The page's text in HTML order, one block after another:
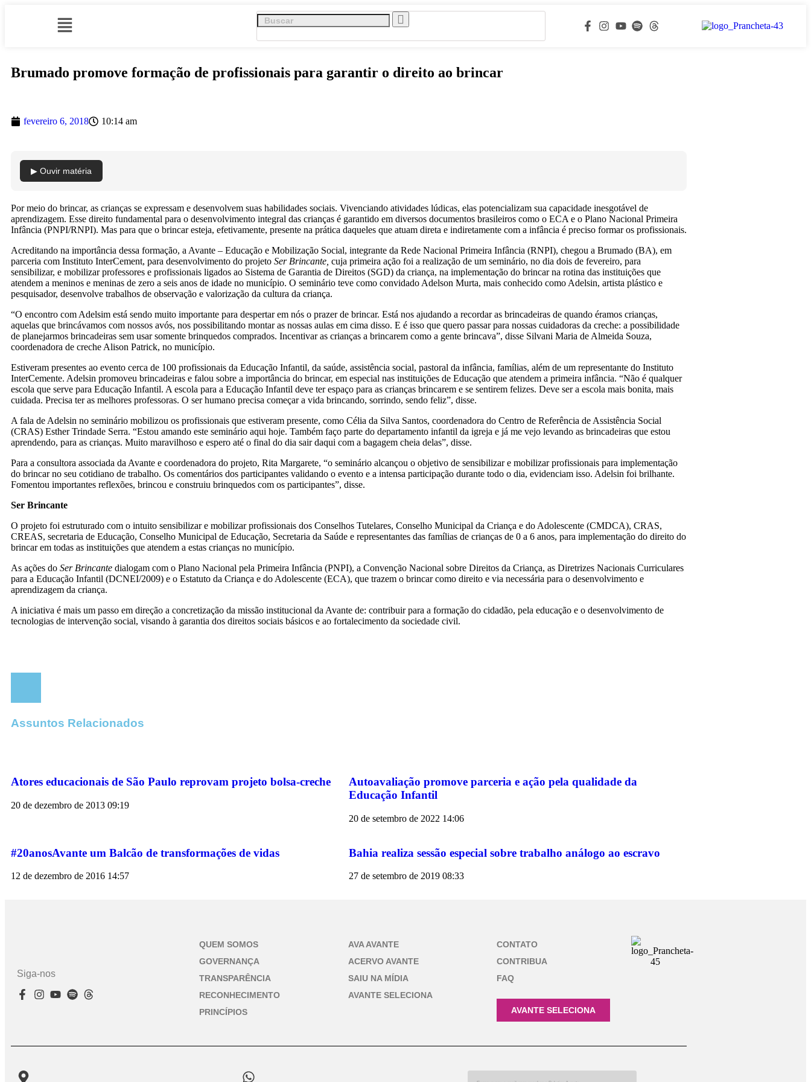
Brumado promove formação de profissionais para garantir o direito ao brincar
fevereiro 6, 2018 10:14 am
▶ Ouvir matéria
Por meio do brincar, as crianças se expressam e desenvolvem suas habilidades sociais. Vivenciando atividades lúdicas, elas potencializam sua capacidade inesgotável de
aprendizagem. Esse direito fundamental para o desenvolvimento integral das crianças é garantido em diversos documentos brasileiros como o ECA e o Plano Nacional Primeira
Infância (PNPI/RNPI). Mas para que o brincar esteja, efetivamente, presente na prática daqueles que atuam direta e indiretamente com a infância é preciso formar os profissionais.
Acreditando na importância dessa formação, a Avante – Educação e Mobilização Social, integrante da Rede Nacional Primeira Infância (RNPI), chegou a Brumado (BA), em
parceria com Instituto InterCement, para desenvolvimento do projeto Ser Brincante, cuja primeira ação foi a realização de um seminário, no dia dois de fevereiro, para
sensibilizar, e mobilizar professores e profissionais ligados ao Sistema de Garantia de Direitos (SGD) da criança, na implementação do brincar na rotina das instituições que
atendem a meninos e meninas de zero a seis anos de idade no município. O seminário teve como convidado Adelson Murta, mais conhecido como Adelsin, artista plástico e
pesquisador, desenvolve trabalhos de observação e valorização da cultura da criança.
“O encontro com Adelsim está sendo muito importante para despertar em nós o prazer de brincar. Está nos ajudando a recordar as brincadeiras de quando éramos crianças,
aquelas que brincávamos com nossos avós, nos possibilitando montar as nossas aulas em cima disso. E é isso que quero passar para nossas cuidadoras da creche: a possibilidade
de planejarmos brincadeiras sem usar somente brinquedos comprados. Incentivar as crianças a brincarem como a gente brincava”, disse Silvani Maria de Almeida Souza,
coordenadora de creche Alison Patrick, no município.
Estiveram presentes ao evento cerca de 100 profissionais da Educação Infantil, da saúde, assistência social, pastoral da infância, famílias, além de um representante do Instituto
InterCemente. Adelsin promoveu brincadeiras e falou sobre a importância do brincar, em especial nas instituições de Educação que atendem a primeira infância. “Não é qualquer
escola que serve para Educação Infantil. A escola para a Educação Infantil deve ter espaço para as crianças brincarem e se sentirem felizes. Deve ser a escola mais bonita, mais
cuidada. Precisa ter as melhores professoras. O ser humano precisa começar a vida brincando, sorrindo, sendo feliz”, disse.
A fala de Adelsin no seminário mobilizou os profissionais que estiveram presente, como Célia da Silva Santos, coordenadora do Centro de Referência de Assistência Social
(CRAS) Esther Trindade Serra. “Estou amando este seminário aqui hoje. Também faço parte do departamento infantil da igreja e já me vejo levando as brincadeiras que estou
aprendendo, para as crianças. Muito maravilhoso e espero até o final do dia sair daqui com a bagagem cheia delas”, disse.
Para a consultora associada da Avante e coordenadora do projeto, Rita Margarete, “o seminário alcançou o objetivo de sensibilizar e mobilizar profissionais para implementação
do brincar no seu cotidiano de trabalho. Os comentários dos participantes validando o evento e a intensa participação durante todo o dia, evidenciam isso. Adelsin foi brilhante.
Fomentou importantes reflexões, brincou e construiu brinquedos com os participantes”, disse.
Ser Brincante
O projeto foi estruturado com o intuito sensibilizar e mobilizar profissionais dos Conselhos Tutelares, Conselho Municipal da Criança e do Adolescente (CMDCA), CRAS,
CREAS, secretaria de Educação, Conselho Municipal de Educação, Secretaria da Saúde e representantes das famílias de crianças de 0 a 6 anos, para implementação do direito do
brincar em todas as instituições que atendem a estas crianças no município.
As ações do Ser Brincante dialogam com o Plano Nacional pela Primeira Infância (PNPI), a Convenção Nacional sobre Direitos da Criança, as Diretrizes Nacionais Curriculares
para a Educação Infantil (DCNEI/2009) e o Estatuto da Criança e do Adolescente (ECA), que trazem o brincar como direito e via necessária para o desenvolvimento e
aprendizagem da criança.
A iniciativa é mais um passo em direção a concretização da missão institucional da Avante de: contribuir para a formação do cidadão, pela educação e o desenvolvimento de
tecnologias de intervenção social, visando à garantia dos direitos sociais básicos e ao fortalecimento da sociedade civil.
Assuntos Relacionados
Atores educacionais de São Paulo reprovam projeto bolsa-creche
20 de dezembro de 2013 09:19
Autoavaliação promove parceria e ação pela qualidade da
Educação Infantil
20 de setembro de 2022 14:06
#20anosAvante um Balcão de transformações de vidas
12 de dezembro de 2016 14:57
Bahia realiza sessão especial sobre trabalho análogo ao escravo
27 de setembro de 2019 08:33
Siga-nos
QUEM SOMOS
GOVERNANÇA
TRANSPARÊNCIA
RECONHECIMENTO
PRINCÍPIOS
AVA AVANTE
ACERVO AVANTE
SAIU NA MÍDIA
AVANTE SELECIONA
CONTATO
CONTRIBUA
FAQ
AVANTE SELECIONA